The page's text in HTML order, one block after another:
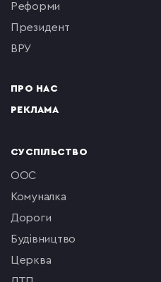
реформи
президент
ВРУ
ПРО НАС
РЕКЛАМА
СУСПІЛЬСТВО
ООС
комуналка
Дороги
будівництво
церква